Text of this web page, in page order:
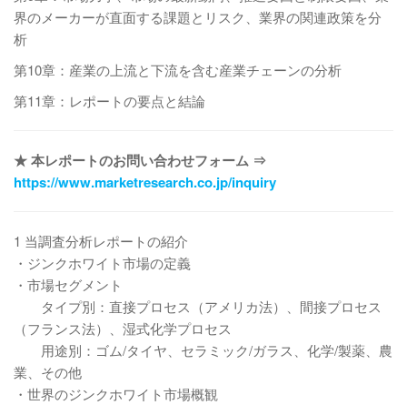
界のメーカーが直面する課題とリスク、業界の関連政策を分
析
第10章：産業の上流と下流を含む産業チェーンの分析
第11章：レポートの要点と結論
★ 本レポートのお問い合わせフォーム ⇒
https://www.marketresearch.co.jp/inquiry
1 当調査分析レポートの紹介
・ジンクホワイト市場の定義
・市場セグメント
タイプ別：直接プロセス（アメリカ法）、間接プロセス
（フランス法）、湿式化学プロセス
用途別：ゴム/タイヤ、セラミック/ガラス、化学/製薬、農
業、その他
・世界のジンクホワイト市場概観